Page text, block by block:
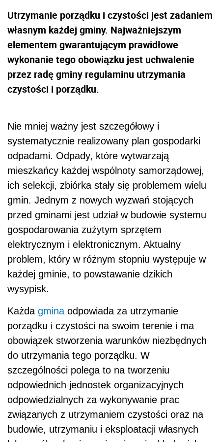
Utrzymanie porządku i czystości jest zadaniem
własnym każdej gminy. Najważniejszym
elementem gwarantującym prawidłowe
wykonanie tego obowiązku jest uchwalenie
przez radę gminy regulaminu utrzymania
czystości i porządku.
Nie mniej ważny jest szczegółowy i
systematycznie realizowany plan gospodarki
odpadami. Odpady, które wytwarzają
mieszkańcy każdej wspólnoty samorządowej,
ich selekcji, zbiórka stały się problemem wielu
gmin. Jednym z nowych wyzwań stojących
przed gminami jest udział w budowie systemu
gospodarowania zużytym sprzętem
elektrycznym i elektronicznym. Aktualny
problem, który w różnym stopniu występuje w
każdej gminie, to powstawanie dzikich
wysypisk.
Każda gmina odpowiada za utrzymanie
porządku i czystości na swoim terenie i ma
obowiązek stworzenia warunków niezbędnych
do utrzymania tego porządku. W
szczególności polega to na tworzeniu
odpowiednich jednostek organizacyjnych
odpowiedzialnych za wykonywanie prac
związanych z utrzymaniem czystości oraz na
budowie, utrzymaniu i eksploatacji własnych